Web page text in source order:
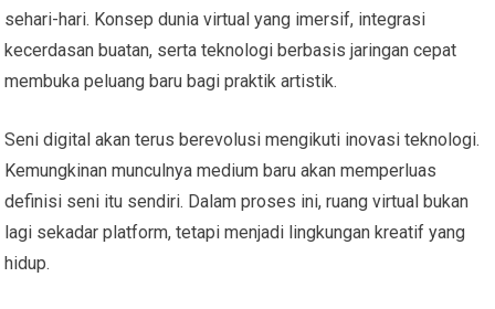
sehari-hari. Konsep dunia virtual yang imersif, integrasi
kecerdasan buatan, serta teknologi berbasis jaringan cepat
membuka peluang baru bagi praktik artistik.
Seni digital akan terus berevolusi mengikuti inovasi teknologi.
Kemungkinan munculnya medium baru akan memperluas
definisi seni itu sendiri. Dalam proses ini, ruang virtual bukan
lagi sekadar platform, tetapi menjadi lingkungan kreatif yang
hidup.